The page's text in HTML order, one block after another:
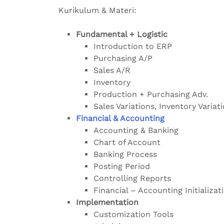
Kurikulum & Materi:
Fundamental + Logistic
Introduction to ERP
Purchasing A/P
Sales A/R
Inventory
Production + Purchasing Adv.
Sales Variations, Inventory
Financial & Accounting
Accounting & Banking
Chart of Account
Banking Process
Posting Period
Controlling Reports
Financial – Accounting
Implementation
Customization Tools